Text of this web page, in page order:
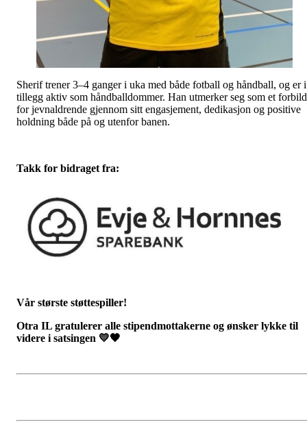
Sherif trener 3–4 ganger i uka med både fotball og håndball, og er i
tillegg aktiv som håndballdommer. Han utmerker seg som et
for jevnaldrende gjennom sitt engasjement, dedikasjon og positive
holdning både på og utenfor banen.
Takk for bidraget fra:
Vår største støttespiller!
Otra IL gratulerer alle stipendmottakerne og ønsker lykke til
videre i satsingen 💛🖤